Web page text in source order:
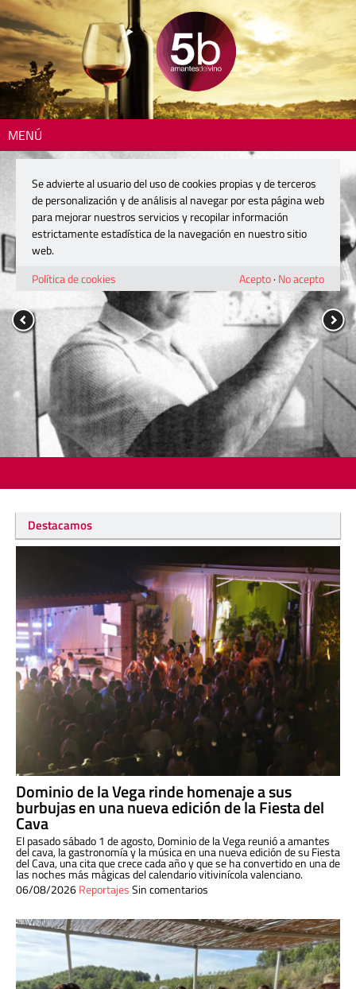
MENÚ
Destacamos
Dominio de la Vega rinde homenaje a sus
burbujas en una nueva edición de la Fiesta del
Cava
El pasado sábado 1 de agosto, Dominio de la Vega reunió a amantes
del cava, la gastronomía y la música en una nueva edición de su Fiesta
del Cava, una cita que crece cada año y que se ha convertido en una de
las noches más mágicas del calendario vitivinícola valenciano.
06/08/2026ReportajesSin comentarios
Se advierte al usuario del uso de cookies propias y de terceros
de personalización y de análisis al navegar por esta página web
para mejorar nuestros servicios y recopilar información
estrictamente estadística de la navegación en nuestro sitio
web.
Política de cookies
Acepto· No acepto